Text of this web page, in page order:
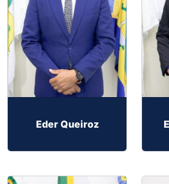
Eder Queiroz